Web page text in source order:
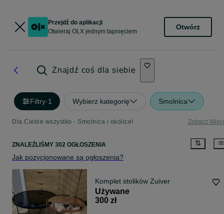
Przejdź do aplikacji
Otwieraj OLX jednym tapnięciem
Otwórz
Znajdź coś dla siebie
Filtry·1 Wybierz kategorię Smolnica
Dla Ciebie wszystko - Smolnica i okolice! Zobacz
ZNALEŹLIŚMY 302 OGŁOSZENIA
Jak pozycjonowane są ogłoszenia?
Komplet stolików Zuiver
Używane
300 zł